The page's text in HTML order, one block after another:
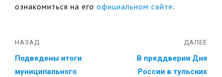
ознакомиться на его официальном сайте.
НАЗАД
Подведены итоги
муниципального
ДАЛЕЕ
В преддверии Дня
России в тульских